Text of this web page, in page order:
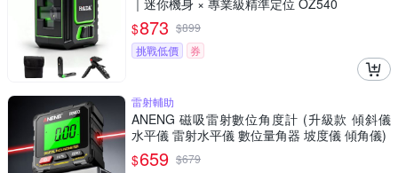
｜迷你機身 × 專業級精準定位 OZ540
$873 $899
挑戰低價
券
雷射輔助
ANENG 磁吸雷射數位角度計 (升級款 傾斜儀
水平儀 雷射水平儀 數位量角器 坡度儀 傾角儀)
$659 $679